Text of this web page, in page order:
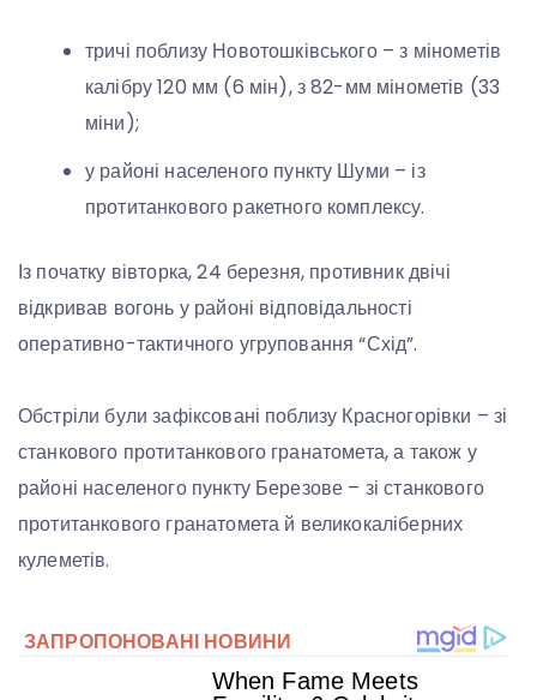
тричі поблизу Новотошківського – з мінометів
калібру 120 мм (6 мін), з 82-мм мінометів (33
міни);
у районі населеного пункту Шуми – із
протитанкового ракетного комплексу.
Із початку вівторка, 24 березня, противник двічі
відкривав вогонь у районі відповідальності
оперативно-тактичного угруповання “Схід”.
Обстріли були зафіксовані поблизу Красногорівки – зі
станкового протитанкового гранатомета, а також у
районі населеного пункту Березове – зі станкового
протитанкового гранатомета й великокаліберних
кулеметів.